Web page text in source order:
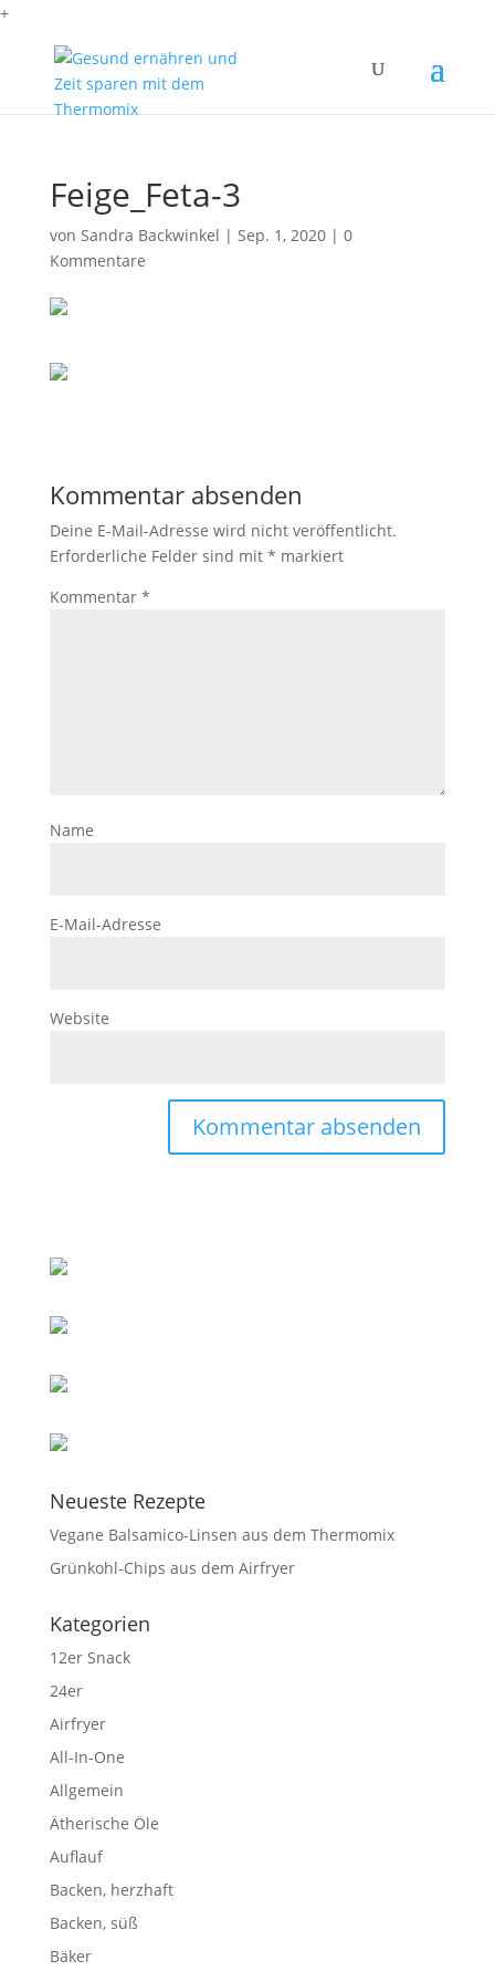
+
Feige_Feta-3
von Sandra Backwinkel | Sep. 1, 2020| 0
Kommentare
Kommentar absenden
Deine E-Mail-Adresse wird nicht veröffentlicht.
Erforderliche Felder sind mit * markiert
Kommentar *
Name
E-Mail-Adresse
Website
Neueste Rezepte
Vegane Balsamico-Linsen aus dem Thermomix
Grünkohl-Chips aus dem Airfryer
Kategorien
12er Snack
24er
Airfryer
All-In-One
Allgemein
Ätherische Öle
Auflauf
Backen, herzhaft
Backen, süß
Bäker